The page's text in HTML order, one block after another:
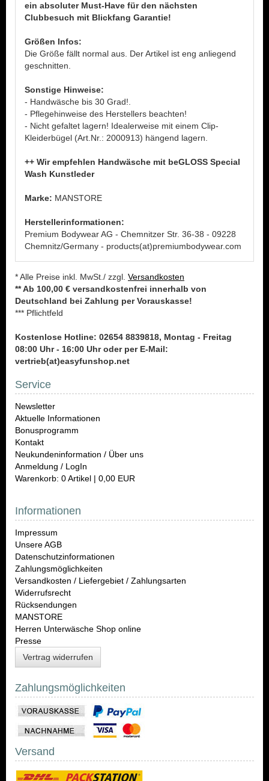
ein absoluter Must-Have für den nächsten
Clubbesuch mit Blickfang Garantie!
Größen Infos:
Die Größe fällt normal aus. Der Artikel ist eng anliegend
geschnitten.
Sonstige Hinweise:
- Handwäsche bis 30 Grad!.
- Pflegehinweise des Herstellers beachten!
- Nicht gefaltet lagern! Idealerweise mit einem Clip-
Kleiderbügel (Art.Nr.: 2000913) hängend lagern.
++ Wir empfehlen Handwäsche mit beGLOSS Special
Wash Kunstleder
Marke: MANSTORE
Herstellerinformationen:
Premium Bodywear AG - Chemnitzer Str. 36-38 - 09228
Chemnitz/Germany - products(at)premiumbodywear.com
* Alle Preise inkl. MwSt./ zzgl. Versandkosten
** Ab 100,00 € versandkostenfrei innerhalb von
Deutschland bei Zahlung per Vorauskasse!
*** Pflichtfeld
Kostenlose Hotline: 02654 8839818, Montag - Freitag
08:00 Uhr - 16:00 Uhr oder per E-Mail:
vertrieb(at)easyfunshop.net
Service
Newsletter
Aktuelle Informationen
Bonusprogramm
Kontakt
Neukundeninformation / Über uns
Anmeldung / LogIn
Warenkorb: 0 Artikel | 0,00 EUR
Informationen
Impressum
Unsere AGB
Datenschutzinformationen
Zahlungsmöglichkeiten
Versandkosten / Liefergebiet / Zahlungsarten
Widerrufsrecht
Rücksendungen
MANSTORE
Herren Unterwäsche Shop online
Presse
Vertrag widerrufen
Zahlungsmöglichkeiten
Versand